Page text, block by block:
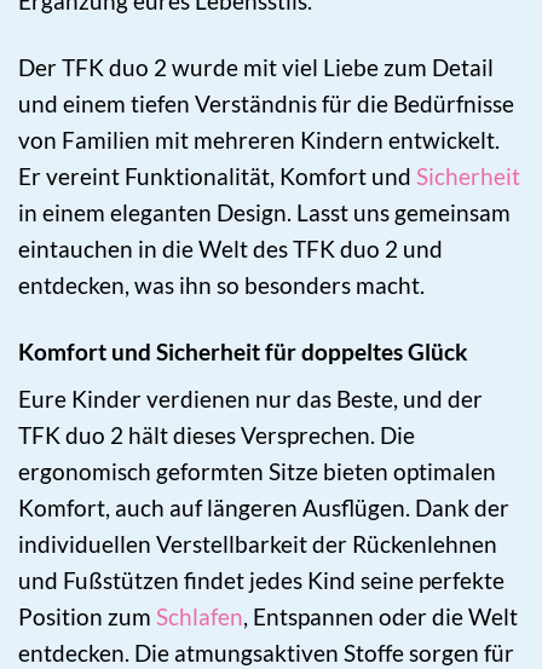
Der TFK duo 2 wurde mit viel Liebe zum Detail
und einem tiefen Verständnis für die Bedürfnisse
von Familien mit mehreren Kindern entwickelt.
Er vereint Funktionalität, Komfort und Sicherheit
in einem eleganten Design. Lasst uns gemeinsam
eintauchen in die Welt des TFK duo 2 und
entdecken, was ihn so besonders macht.
Komfort und Sicherheit für doppeltes Glück
Eure Kinder verdienen nur das Beste, und der
TFK duo 2 hält dieses Versprechen. Die
ergonomisch geformten Sitze bieten optimalen
Komfort, auch auf längeren Ausflügen. Dank der
individuellen Verstellbarkeit der Rückenlehnen
und Fußstützen findet jedes Kind seine perfekte
Position zum Schlafen, Entspannen oder die Welt
entdecken. Die atmungsaktiven Stoffe sorgen für